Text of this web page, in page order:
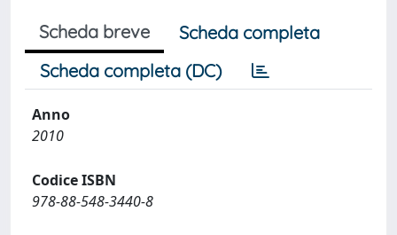
Scheda breve
Scheda completa
Scheda completa (DC)
Anno
2010
Codice ISBN
978-88-548-3440-8